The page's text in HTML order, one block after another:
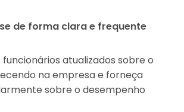
de forma clara e frequente
atualizados sobre o
na empresa e forneça
sobre o desempenho